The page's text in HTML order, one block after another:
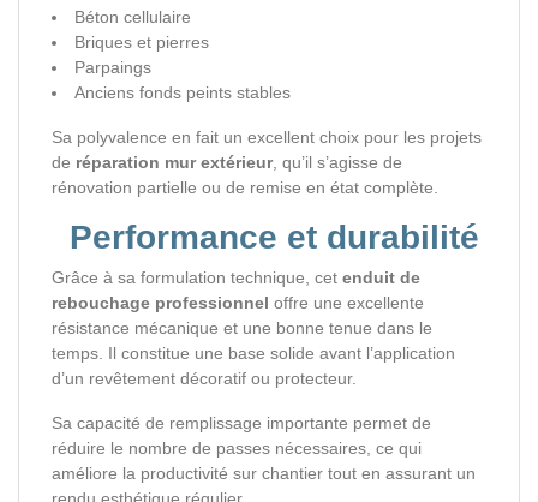
Béton cellulaire
Briques et pierres
Parpaings
Anciens fonds peints stables
Sa polyvalence en fait un excellent choix pour les projets
de réparation mur extérieur, qu’il s’agisse de
rénovation partielle ou de remise en état complète.
Performance et durabilité
Grâce à sa formulation technique, cet enduit de
rebouchage professionnel offre une excellente
résistance mécanique et une bonne tenue dans le
temps. Il constitue une base solide avant l’application
d’un revêtement décoratif ou protecteur.
Sa capacité de remplissage importante permet de
réduire le nombre de passes nécessaires, ce qui
améliore la productivité sur chantier tout en assurant un